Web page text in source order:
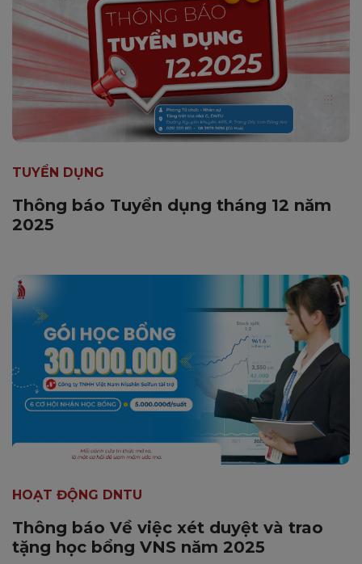
TUYỂN DỤNG
Thông báo Tuyển dụng tháng 12 năm
2025
HOẠT ĐỘNG DNTU
Thông báo Về việc xét duyệt và trao
tặng học bổng VNS năm 2025